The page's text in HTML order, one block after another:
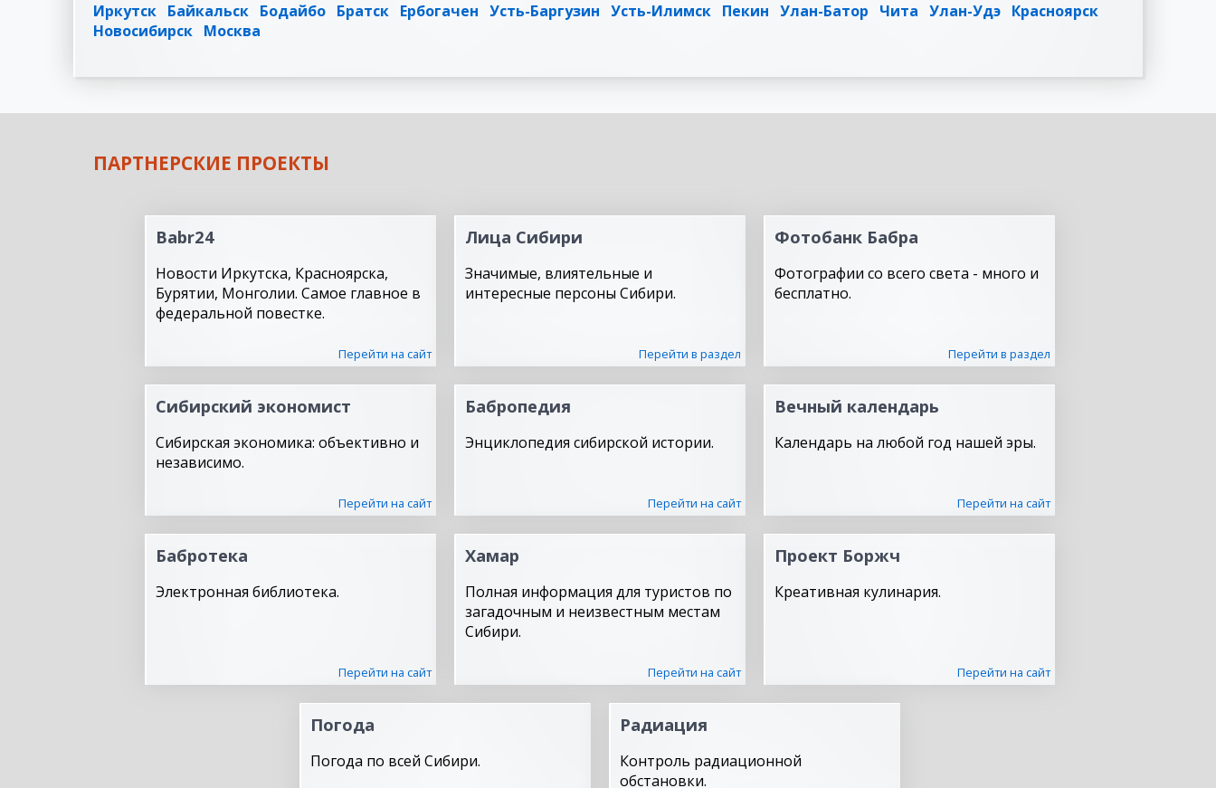
Иркутск Байкальск Бодайбо Братск Ербогачен Усть-Баргузин Усть-Илимск Пекин Улан-Батор Чита Улан-Удэ Красноярск
Новосибирск Москва
ПАРТНЕРСКИЕ ПРОЕКТЫ
Babr24
Новости Иркутска, Красноярска,
Бурятии, Монголии. Самое главное в
федеральной повестке.
Перейти на сайт
Лица Сибири
Значимые, влиятельные и
интересные персоны Сибири.
Перейти в раздел
Фотобанк Бабра
Фотографии со всего света - много и
бесплатно.
Перейти в раздел
Сибирский экономист
Сибирская экономика: объективно и
независимо.
Перейти на сайт
Бабропедия
Энциклопедия сибирской истории.
Перейти на сайт
Вечный календарь
Календарь на любой год нашей эры.
Перейти на сайт
Бабротека
Электронная библиотека.
Перейти на сайт
Хамар
Полная информация для туристов по
загадочным и неизвестным местам
Сибири.
Перейти на сайт
Проект Боржч
Креативная кулинария.
Перейти на сайт
Погода
Погода по всей Сибири.
Радиация
Контроль радиационной
обстановки.